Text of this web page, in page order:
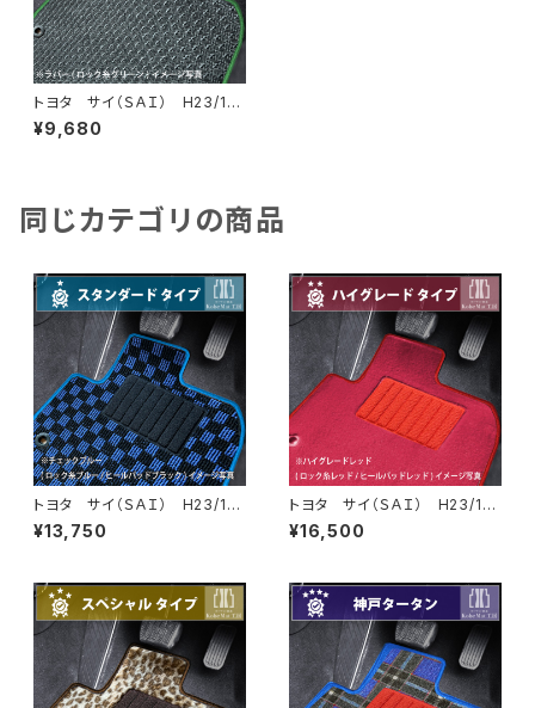
トヨタ サイ（ＳＡＩ） H23/1
1〜 AZK10 フロアマット一
式 カーマット 防水 ラバー
¥9,680
同じカテゴリの商品
トヨタ サイ（ＳＡＩ） H23/1
1〜 AZK10 フロアマット一
式 カーマット スタンダードタ
¥13,750
トヨタ サイ（ＳＡＩ） H23/1
1〜 AZK10 フロアマット一
式 カーマット ハイグレードタ
¥16,500